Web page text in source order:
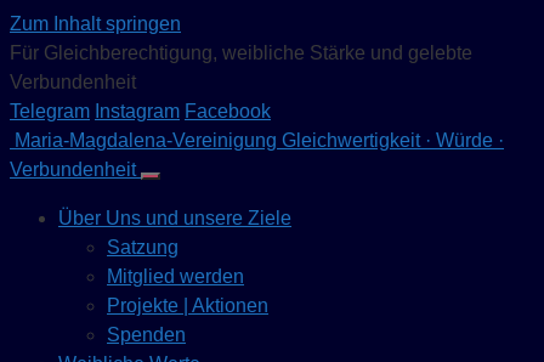
Zum Inhalt springen
Für Gleichberechtigung, weibliche Stärke und gelebte
Verbundenheit
Telegram Instagram Facebook
Maria-Magdalena-Vereinigung Gleichwertigkeit · Würde ·
Verbundenheit
Über Uns und unsere Ziele
Satzung
Mitglied werden
Projekte | Aktionen
Spenden